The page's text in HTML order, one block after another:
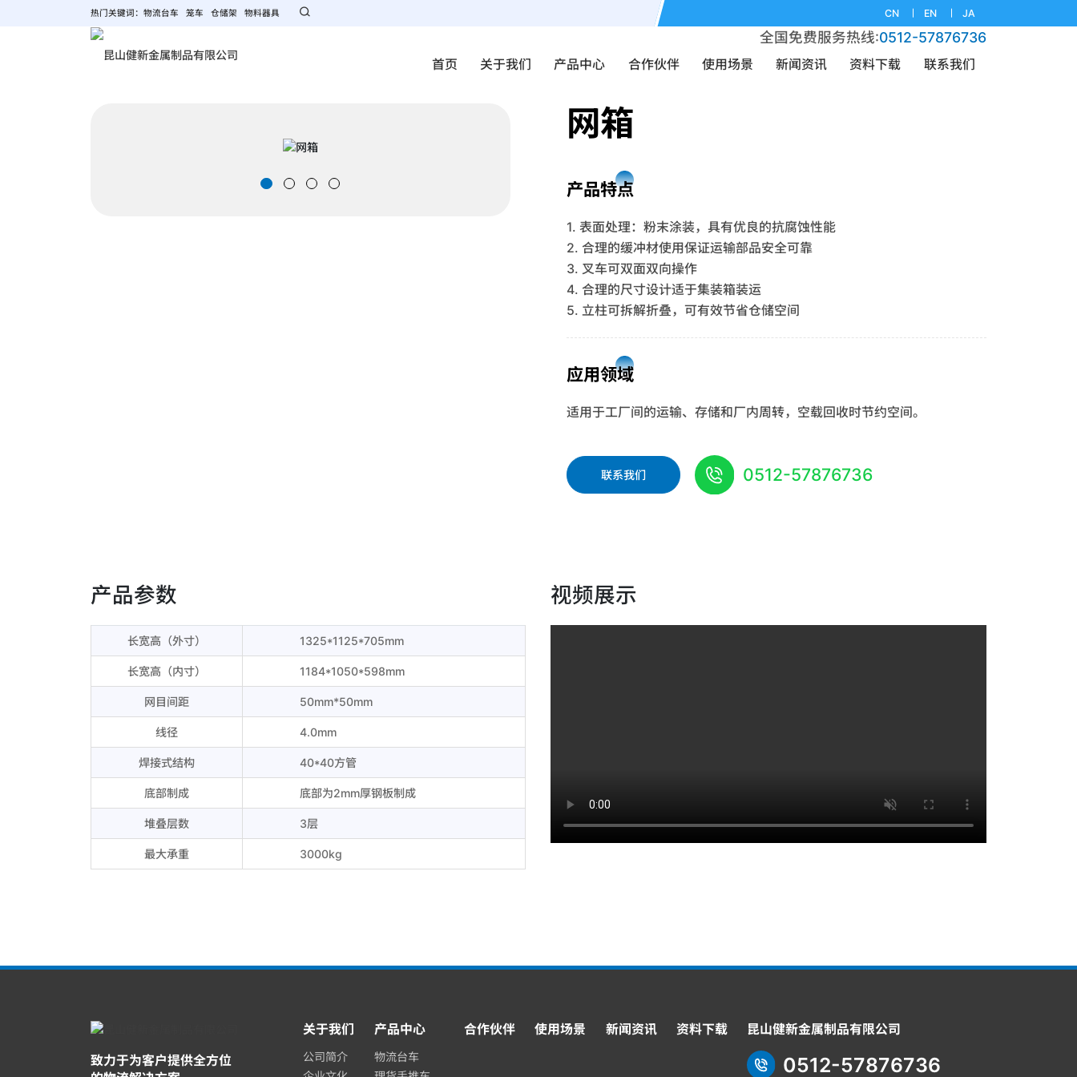
热门关键词：物流台车 笼车 仓储架 物料器具 CN EN JA
全国免费服务热线:0512-57876736
首页 关于我们 产品中心 合作伙伴 使用场景 新闻资讯 资料下载 联系我们
网箱
产品特点
1. 表面处理：粉末涂装，具有优良的抗腐蚀性能
2. 合理的缓冲材使用保证运输部品安全可靠
3. 叉车可双面双向操作
4. 合理的尺寸设计适于集装箱装运
5. 立柱可拆解折叠，可有效节省仓储空间
应用领域
适用于工厂间的运输、存储和厂内周转，空载回收时节约空间。
联系我们 0512-57876736
产品参数
长宽高（外寸） 1325*1125*705mm
长宽高（内寸） 1184*1050*598mm
网目间距 50mm*50mm
线径 4.0mm
焊接式结构 40*40方管
底部制成 底部为2mm厚钢板制成
堆叠层数 3层
最大承重 3000kg
视频展示
致力于为客户提供全方位
关于我们
公司简介
产品中心
物流台车
合作伙伴 使用场景 新闻资讯 资料下载 昆山健新金属制品有限公司
0512-57876736